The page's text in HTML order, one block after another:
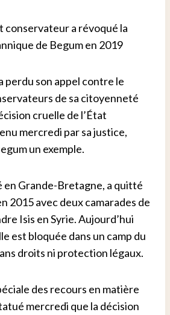
conservateur a révoqué la
de Begum en 2019
perdu son appel contre le
de sa citoyenneté
cruelle de l’État
mercredi par sa justice,
un exemple.
en Grande-Bretagne, a quitté
2015 avec deux camarades de
Isis en Syrie. Aujourd’hui
est bloquée dans un camp du
droits ni protection légaux.
des recours en matière
mercredi que la décision